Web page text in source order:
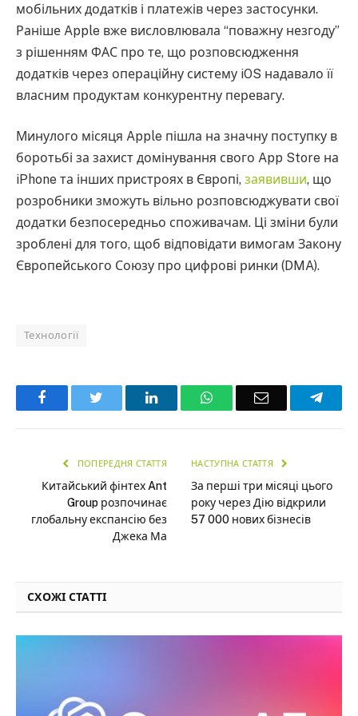
мобільних додатків і платежів через застосунки.
Раніше Apple вже висловлювала “поважну незгоду”
з рішенням ФАС про те, що розповсюдження
додатків через операційну систему iOS надавало її
власним продуктам конкурентну перевагу.
Минулого місяця Apple пішла на значну поступку в
боротьбі за захист домінування свого App Store на
iPhone та інших пристроях в Європі, заявивши, що
розробники зможуть вільно розповсюджувати свої
додатки безпосередньо споживачам. Ці зміни були
зроблені для того, щоб відповідати вимогам Закону
Європейського Союзу про цифрові ринки (DMA).
Технології
Facebook LinkedInWhatsAppEmail
ПОПЕРЕДНЯ СТАТТЯ
Китайський фінтех Ant
Group розпочинає
глобальну експансію без
Джека Ма
НАСТУПНА СТАТТЯ
За перші три місяці цього
року через Дію відкрили
57 000 нових бізнесів
СХОЖІ СТАТТІ